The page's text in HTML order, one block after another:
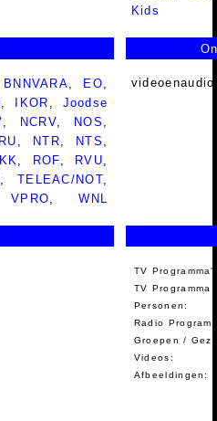
Kids
BNNVARA EO
IKOR
Joodse
NCRV NOS
NTR NTS
ROF RVU
TELEAC/NOT
VPRO ,WNL
TV
TV Programma
Personen:
Radio
Groepen /
Videos:
Afbeeldingen: